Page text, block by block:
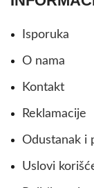
Isporuka
O nama
Kontakt
Reklamacije
Odustanak i
Uslovi